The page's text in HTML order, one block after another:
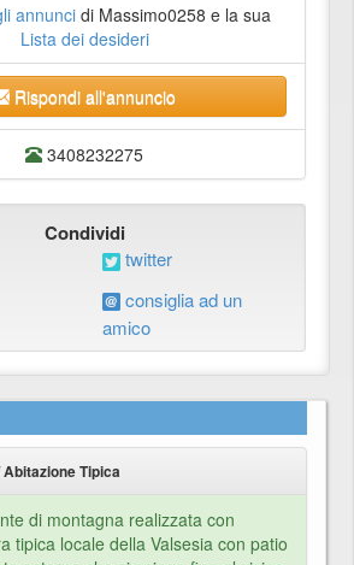
annuncidi Massimo0258 e la sua
Lista dei desideri
Rispondi all'annuncio
3408232275
Condividi
twitter
consiglia ad un
amico
Tipica
di montagna realizzata con
tipica locale della Valsesia con patio